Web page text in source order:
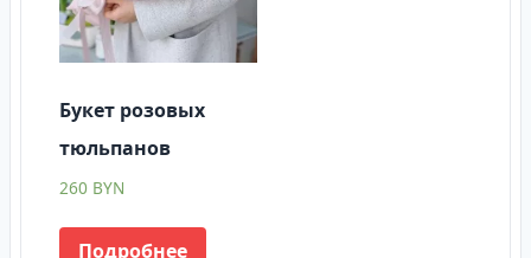
Букет розовых
тюльпанов
260 BYN
Подробнее